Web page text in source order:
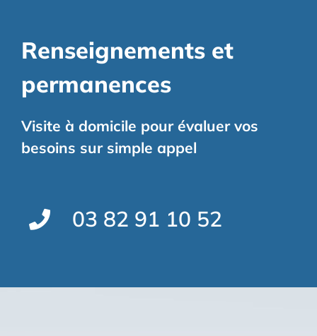
Renseignements et
permanences
Visite à domicile pour évaluer vos
besoins sur simple appel
03 82 91 10 52